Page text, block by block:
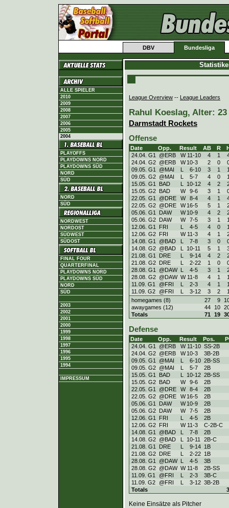
DBV Bundesliga
ALLE SPIELER
2010
2009
2008
2007
2006
2005
2004
PLAYOFFS
PLAYDOWNS NORD
PLAYDOWNS SÜD
NORD
SÜD
NORD
SÜD
NORDWEST
NORDOST
SÜDWEST
SÜDOST
FINAL FOUR
QUARTERFINAL
PLAYDOWNS NORD
PLAYDOWNS SÜD
NORD
SÜD
2003
2002
2001
2000
1999
1998
1997
1996
1995
1994
IMPRESSUM
League Overview -- League Leaders
Rahul Koeslag, Alter: 23
Darmstadt Rockets
Offense
Date Opp. Result AB R
24.04. G1
@ERB W 11-10 4 1
24.04. G2 @ERB W 10-3 2 0
09.05. G1
@MAI L 6-10 3 1
09.05. G2 @MAI L 5-7 4 0
15.05. G1
BAD L 10-12 4 2
15.05. G2 BAD W 9-6 3 1
22.05. G1
@DRE W 8-4 4 1
22.05. G2 @DRE W 16-5 5 1
05.06. G1
DAW W 10-9 4 2
05.06. G2 DAW W 7-5 3 1
12.06. G1
FRI L 4-5 4 0
12.06. G2 FRI W 11-3 4 1
14.08. G1
@BAD L 7-8 3 0
14.08. G2 @BAD L 10-11 5 1
21.08. G1
DRE L 9-14 4 2
21.08. G2 DRE L 2-22 1 0
28.08. G1
@DAW L 4-5 3 1
28.08. G2 @DAW W 11-8 4 1
11.09. G1
@FRI L 2-3 4 1
11.09. G2 @FRI L 3-12 3 2
homegames (8)
27 9
awaygames (12)
44 10
Totals
71 19
Defense
Date Opp. Result Pos.
24.04. G1
@ERB W 11-10 SS-2B
24.04. G2 @ERB W 10-3
3B-2B
09.05. G1
@MAI L 6-10 2B-SS
09.05. G2 @MAI L 5-7
2B
15.05. G1
BAD L 10-12 2B-SS
15.05. G2 BAD W 9-6
2B
22.05. G1
@DRE W 8-4
2B
22.05. G2 @DRE W 16-5
2B
05.06. G1
DAW W 10-9
2B
05.06. G2 DAW W 7-5
2B
12.06. G1
FRI L 4-5
2B
12.06. G2 FRI W 11-3
C-2B-C
14.08. G1
@BAD L 7-8
2B
14.08. G2 @BAD L 10-11
2B-C
21.08. G1
DRE L 9-14 1B
21.08. G2 DRE L 2-22 1B
28.08. G1
@DAW L 4-5
3B
28.08. G2 @DAW W 11-8
2B-SS
11.09. G1
@FRI L 2-3
3B-C
11.09. G2 @FRI L 3-12 3B-2B
Totals
Keine Einsätze als Pitcher